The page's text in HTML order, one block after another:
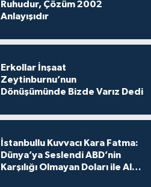
Ruhudur, Çözüm 2002
Anlayışıdır
Erkollar İnşaat
Zeytinburnu’nun
Dönüşümünde Bizde Varız Dedi
İstanbullu Kuvvacı Kara Fatma:
Dünya’ya Seslendi ABD’nin
Karşılığı Olmayan Doları ile Alış